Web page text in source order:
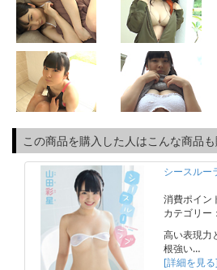
この商品を購入した人はこんな商品
シースルー
消費ポイン
カテゴリー
高い表現力
根強い…
[詳細を見る]